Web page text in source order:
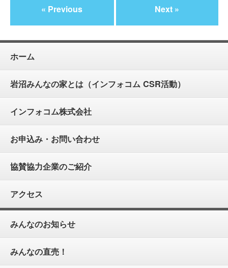
« Previous Next »
ホーム
岩沼みんなの家とは（インフォコム CSR活動）
インフォコム株式会社
お申込み・お問い合わせ
協賛協力企業のご紹介
アクセス
みんなのお知らせ
みんなの直売！